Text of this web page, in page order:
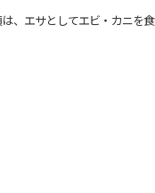
エサとしてエビ・カニを食